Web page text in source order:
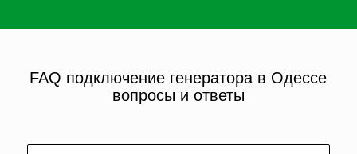
FAQ подключение генератора в Одессе
вопросы и ответы